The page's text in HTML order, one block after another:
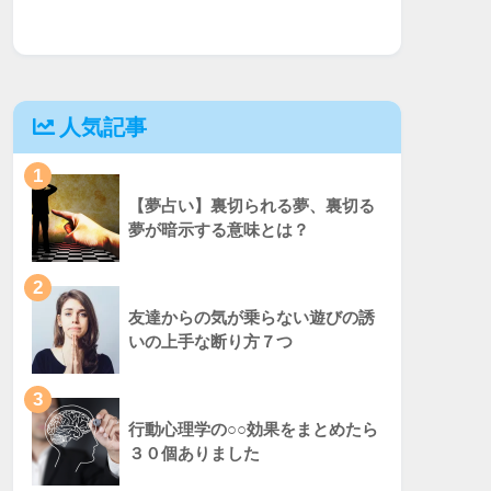
人気記事
1
【夢占い】裏切られる夢、裏切る
夢が暗示する意味とは？
2
友達からの気が乗らない遊びの誘
いの上手な断り方７つ
3
行動心理学の○○効果をまとめたら
３０個ありました